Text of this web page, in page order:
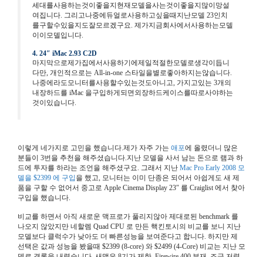
세대를사용하는것이좋을지현재모델을사는것이좋을지많이망설
여집니다 그리고나중에듀얼로사용하고싶을때지난모델 23인치
를구할수있을지도잘모르겠구요 제가지금회사에서사용하는모델
이이모델입니다
4. 24″ iMac 2.93 C2D
마지막으로제가집에서사용하기에제일적절한모델로생각이듭니
다만 개인적으로는 All-in-one 스타일을별로좋아하지는않습니다
나중에라도모니터를사용할수있는것도아니고
가지고있는 3개의
내장하드를 iMac 을구입하게되면외장하드케이스를따로사야하는
것이있습니다
이렇게 네가지로 고민을 했습니다.제가 자주 가는 애포에 올렸더니 많은
분들이 3번을 추천을 해주셨습니다.지난 모델을 사서 남는 돈으로 램과 하
드에 투자를 하라는 조언을 해주셨구요. 그래서 지난 Mac Pro Early 2008 모
델을 $2399 에 구입을 했고, 모니터는 이미 단종은 되어서 아쉽게도 새 제
품을 구할 수 없어서 중고로 Apple Cinema Display 23″ 를 Craiglist 에서 찾아
구입을 했습니다.
비교를 하면서 아직 새로운 맥프로가 풀리지않아 제대로된 benchmark 를
나오지 않았지만 네할렘 Quad CPU 로 만든 핵킨토시의 비교를 보니 지난
모델보다 클럭수가 낮아도 더 빠른성능을 보여준다고 합니다. 하지만 제
선택은 값과 성능을 봤을때 $2399 (8-core) 와 $2499 (4-Core) 비교는 지난 모